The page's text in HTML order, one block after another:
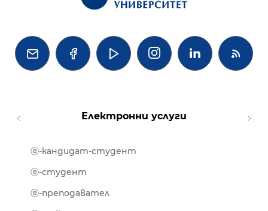
   
Електронни услуги
ⓔ-кандидат-студент
ⓔ-студент
ⓔ-преподавател